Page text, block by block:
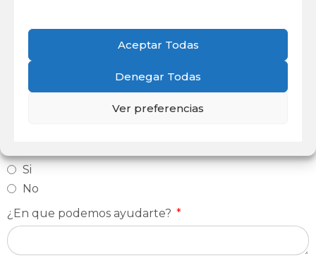
Aceptar Todas
Denegar Todas
Ver preferencias
Email
Teléfono
Si
No
¿En que podemos ayudarte?